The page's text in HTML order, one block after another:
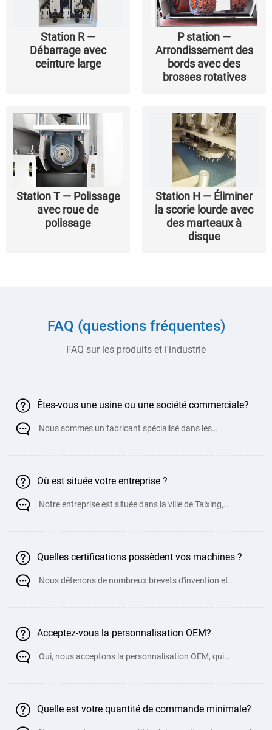
Station R —
Débarrage avec
ceinture large
P station —
Arrondissement des
bords avec des
brosses rotatives
Station T — Polissage
avec roue de
polissage
Station H — Éliminer
la scorie lourde avec
des marteaux à
disque
FAQ (questions fréquentes)
FAQ sur les produits et l'industrie
Êtes-vous une usine ou une société commerciale?
Où est située votre entreprise ?
Quelles certifications possèdent vos machines ?
Acceptez-vous la personnalisation OEM?
Quelle est votre quantité de commande minimale?